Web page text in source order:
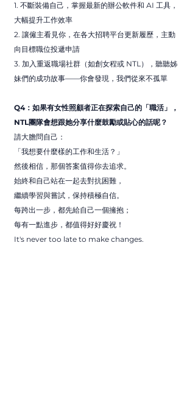
1. 不斷裝備自己，掌握最新的辦公軟件和 AI 工具，
大幅提升工作效率
2. 讓僱主看見你，在各大招聘平台更新履歷，主動
向目標職位投遞申請
3. 加入重返職場社群（如創女程或 NTL），聽聽姊
妹們的成功故事——你會發現，我們從來不孤單
Q4：如果有女性照顧者正在探索自己的「職活」，
NTL團隊會想跟她分享什麼鼓勵或貼心的話呢？
請大膽問自己：
「我想要什麼樣的工作和生活？」
然後相信，那個答案值得你去追求。
始終和自己站在一起去對抗困難，
繼續學習與嘗試，保持積極自信。
每跨出一步，都先給自己一個擁抱；
每有一點進步，都值得好好慶祝！
It's never too late to make changes.